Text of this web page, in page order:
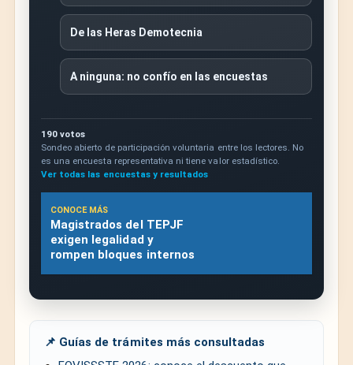
De las Heras Demotecnia
A ninguna: no confío en las encuestas
190 votos
Sondeo abierto de participación voluntaria entre los lectores. No
es una encuesta representativa ni tiene valor estadístico.
Ver todas las encuestas y resultados
CONOCE MÁS
Magistrados del TEPJF
exigen legalidad y
rompen bloques internos
📌 Guías de trámites más consultadas